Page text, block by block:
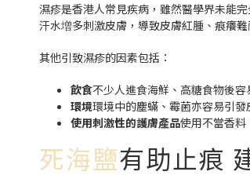
濕疹是香港人常見疾病，雖然醫學界未能
汗水増多刺激皮膚，導致皮膚紅腫、痕癢
其他引致濕疹的因素包括：
飲食不少人進食海鮮、高糖食物後
環境環境中的塵蟎、霉菌亦容易引
使用刺激性的護膚產品使用不當香料
死海鹽有助止痕